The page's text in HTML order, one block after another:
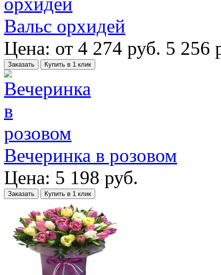
Вальс орхидей
Цена: от 4 274 руб. 5 256
Заказать Купить в 1 клик
Вечеринка в розовом
Цена: 5 198 руб.
Заказать Купить в 1 клик